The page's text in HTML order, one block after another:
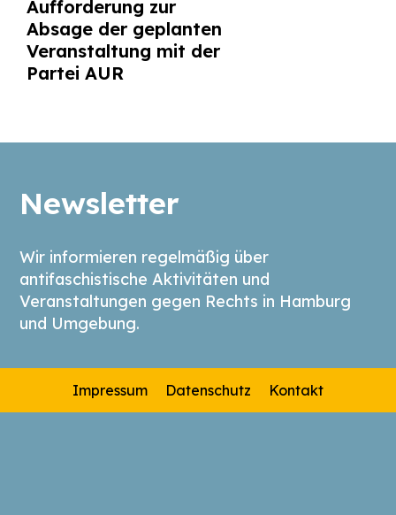
Aufforderung zur
Absage der geplanten
Veranstaltung mit der
Partei AUR
Newsletter
Wir informieren regelmäßig über
antifaschistische Aktivitäten und
Veranstaltungen gegen Rechts in Hamburg
und Umgebung.
Impressum Datenschutz Kontakt